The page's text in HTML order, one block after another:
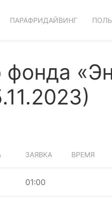
ПАРАФРИДАЙВИНГ
фонда
ЗАЯВКА ВРЕМЯ
01:00